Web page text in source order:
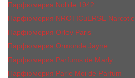
Парфюмерия Nobile 1942
Парфюмерия NROTICuERSE Narcotic
Парфюмерия Orlov Paris
Парфюмерия Ormonde Jayne
Парфюмерия Parfums de Marly
Парфюмерия Parle Moi de Parfum